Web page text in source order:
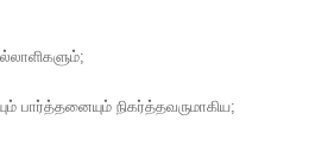
பார்த்தனையும் நிகர்த்தவருமாகிய;